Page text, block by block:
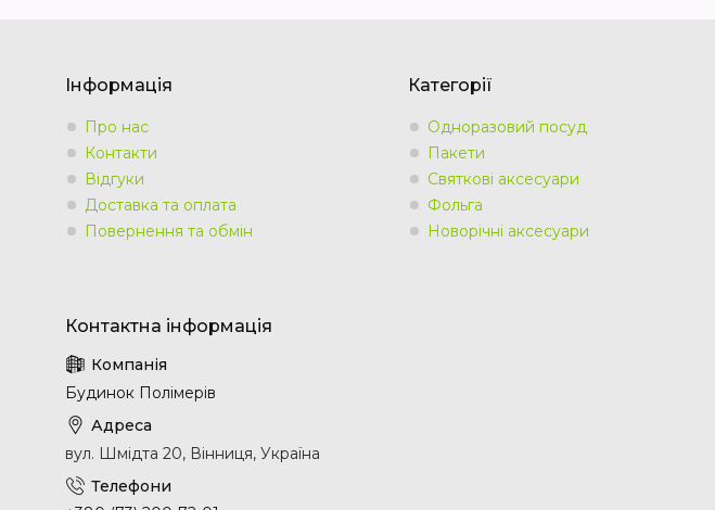
Інформація
Про нас
Контакти
Відгуки
Доставка та оплата
Повернення та обмін
Категорії
Одноразовий посуд
Пакети
Святкові аксесуари
Фольга
Новорічні аксесуари
Будинок Полімерів
вул. Шмідта 20, Вінниця, Україна